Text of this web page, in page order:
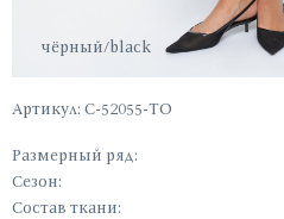
чёрный/black
Артикул: С-52055-ТО
Размерный ряд:
Сезон:
Состав ткани: